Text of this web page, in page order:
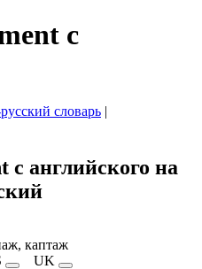
с
словарь |
с английского на
каптаж
UK